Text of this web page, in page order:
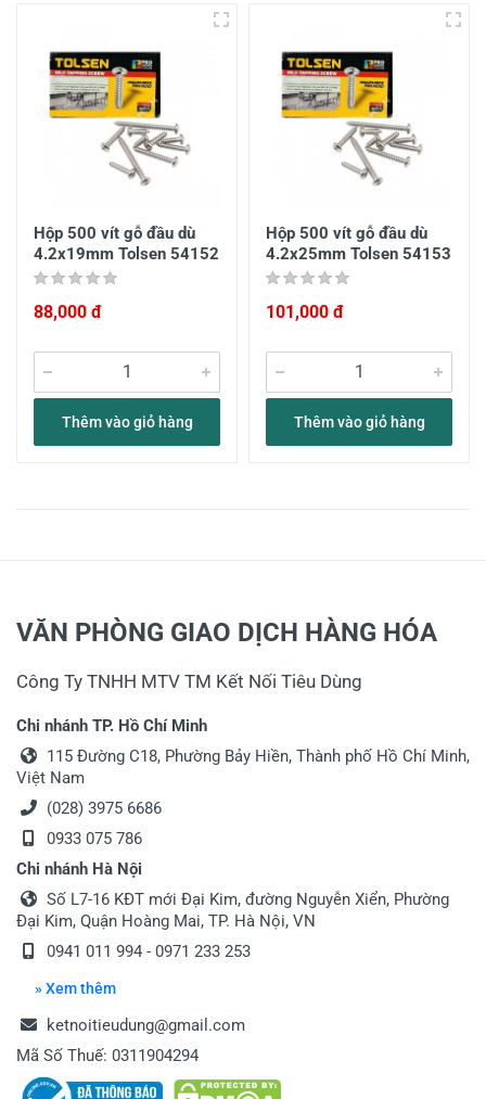
Hộp 500 vít gỗ đầu dù
4.2x19mm Tolsen 54152
88,000 đ
Thêm vào giỏ hàng
Hộp 500 vít gỗ đầu dù
4.2x25mm Tolsen 54153
101,000 đ
Thêm vào giỏ hàng
VĂN PHÒNG GIAO DỊCH HÀNG HÓA
Công Ty TNHH MTV TM Kết Nối Tiêu Dùng
Chi nhánh TP. Hồ Chí Minh
115 Đường C18, Phường Bảy Hiền, Thành phố Hồ Chí Minh,
Việt Nam
(028) 3975 6686
0933 075 786
Chi nhánh Hà Nội
Số L7-16 KĐT mới Đại Kim, đường Nguyễn Xiển, Phường
Đại Kim, Quận Hoàng Mai, TP. Hà Nội, VN
0941 011 994 - 0971 233 253
» Xem thêm
ketnoitieudung@gmail.com
Mã Số Thuế: 0311904294